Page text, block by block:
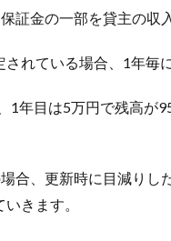
証金の一部を貸主の収
れている場合、1年毎
1年目は5万円で残高が
合、更新時に目減り
きます。